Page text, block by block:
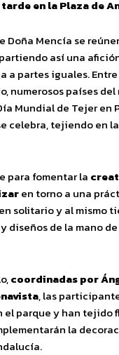
en la Plaza de
Doña Mencía se
así una
a partes iguales.
numerosos países
Mundial de Tejer en
celebra, tejiendo en
para fomentar la
en torno a una
solitario y al mismo
diseños de la mano
coordinadas por
, las
el parque y han tejido
la